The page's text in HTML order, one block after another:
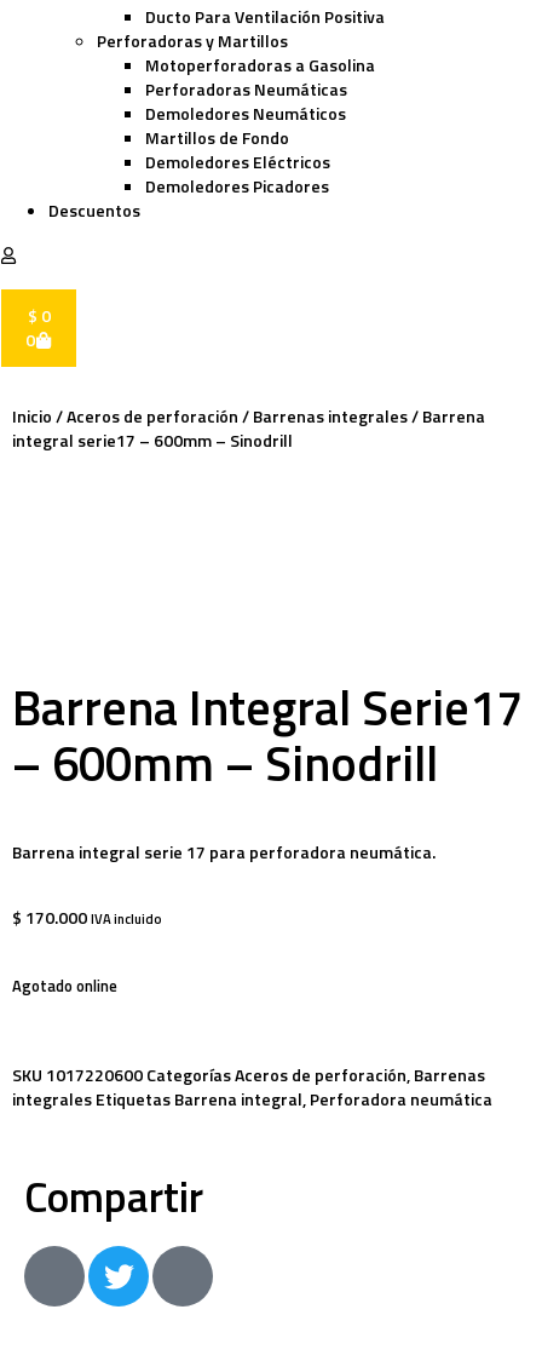
Ducto Para Ventilación Positiva
Perforadoras y Martillos
Motoperforadoras a Gasolina
Perforadoras Neumáticas
Demoledores Neumáticos
Martillos de Fondo
Demoledores Eléctricos
Demoledores Picadores
Descuentos
$ 0
0
Inicio/Aceros de perforación/Barrenas integrales/ Barrena
integral serie17 – 600mm – Sinodrill
Barrena Integral Serie17
– 600mm – Sinodrill
Barrena integral serie 17 para perforadora neumática.
$ 170.000IVA incluido
Agotado online
SKU 1017220600CategoríasAceros de perforación,Barrenas
integralesEtiquetasBarrena integral,Perforadora neumática
Compartir